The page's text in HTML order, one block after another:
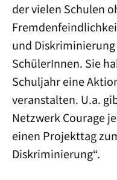
der vielen Schulen
und
SchülerInnen. Sie
Schuljahr eine
veranstalten. U.a.
Netzwerk Courage
einen Projekttag
Diskriminierung“.